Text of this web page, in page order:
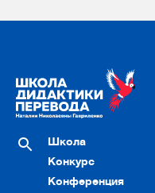
Школа
Конкурс
Конференция